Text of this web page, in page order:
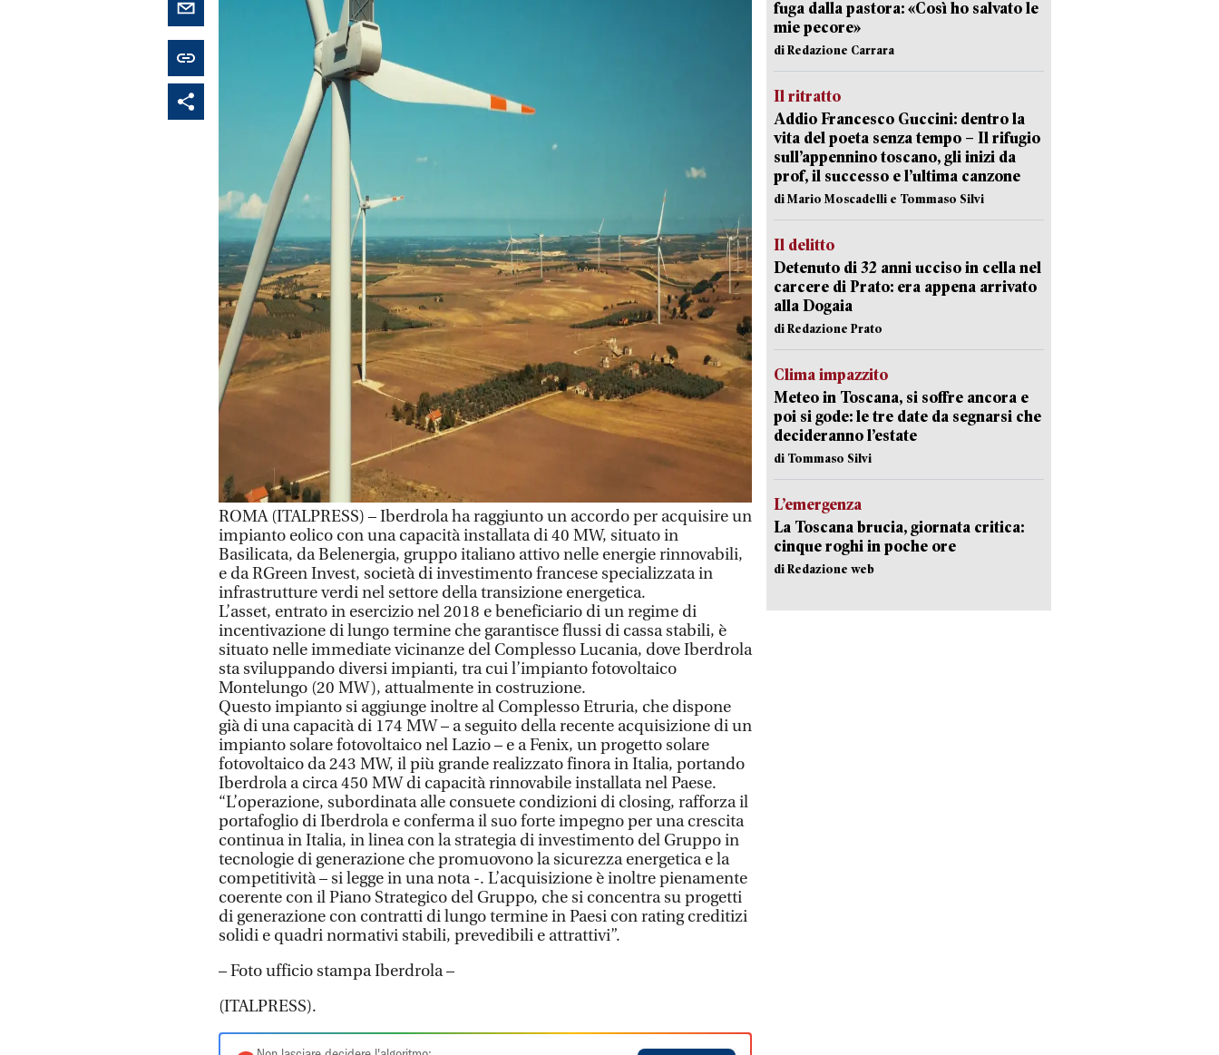
ROMA (ITALPRESS) – Iberdrola ha raggiunto un accordo per acquisire un
impianto eolico con una capacità installata di 40 MW, situato in
Basilicata, da Belenergia, gruppo italiano attivo nelle energie rinnovabili,
e da RGreen Invest, società di investimento francese specializzata in
infrastrutture verdi nel settore della transizione energetica.
L’asset, entrato in esercizio nel 2018 e beneficiario di un regime di
incentivazione di lungo termine che garantisce flussi di cassa stabili, è
situato nelle immediate vicinanze del Complesso Lucania, dove Iberdrola
sta sviluppando diversi impianti, tra cui l’impianto fotovoltaico
Montelungo (20 MW), attualmente in costruzione.
Questo impianto si aggiunge inoltre al Complesso Etruria, che dispone
già di una capacità di 174 MW – a seguito della recente acquisizione di un
impianto solare fotovoltaico nel Lazio – e a Fenix, un progetto solare
fotovoltaico da 243 MW, il più grande realizzato finora in Italia, portando
Iberdrola a circa 450 MW di capacità rinnovabile installata nel Paese.
“L’operazione, subordinata alle consuete condizioni di closing, rafforza il
portafoglio di Iberdrola e conferma il suo forte impegno per una crescita
continua in Italia, in linea con la strategia di investimento del Gruppo in
tecnologie di generazione che promuovono la sicurezza energetica e la
competitività – si legge in una nota -. L’acquisizione è inoltre pienamente
coerente con il Piano Strategico del Gruppo, che si concentra su progetti
di generazione con contratti di lungo termine in Paesi con rating creditizi
solidi e quadri normativi stabili, prevedibili e attrattivi”.
– Foto ufficio stampa Iberdrola –
(ITALPRESS).
fuga dalla pastora: «Così ho salvato le
mie pecore»
di Redazione Carrara
Il ritratto
Addio Francesco Guccini: dentro la
vita del poeta senza tempo – Il rifugio
sull’appennino toscano, gli inizi da
prof, il successo e l’ultima canzone
di Mario Moscadelli e Tommaso Silvi
Il delitto
Detenuto di 32 anni ucciso in cella nel
carcere di Prato: era appena arrivato
alla Dogaia
di Redazione Prato
Clima impazzito
Meteo in Toscana, si soffre ancora e
poi si gode: le tre date da segnarsi che
decideranno l’estate
di Tommaso Silvi
L’emergenza
La Toscana brucia, giornata critica:
cinque roghi in poche ore
di Redazione web